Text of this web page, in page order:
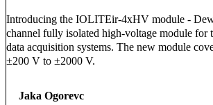
Introducing the IOLITEir-4xHV module -
channel fully isolated high-voltage module
data acquisition systems. The new module
±200 V to ±2000 V.
Jaka Ogorevc